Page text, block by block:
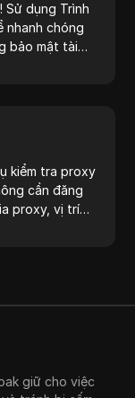
Sử dụng Trình
nhanh chóng
bảo mật tài
kiểm tra proxy
cần đăng
proxy, vị trí
giữ cho việc